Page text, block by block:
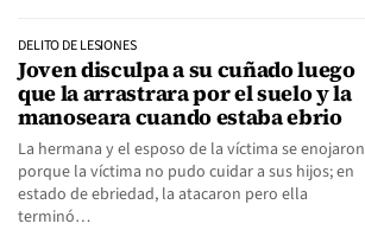
DELITO DE LESIONES
Joven disculpa a su cuñado luego
que la arrastrara por el suelo y la
manoseara cuando estaba ebrio
La hermana y el esposo de la víctima se enojaron
porque la víctima no pudo cuidar a sus hijos; en
estado de ebriedad, la atacaron pero ella
terminó…